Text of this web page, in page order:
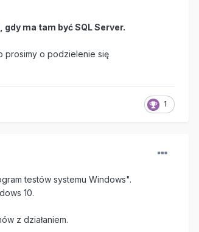
ma tam być SQL Server.
prosimy o podzielenie się
1
testów systemu Windows".
10.
z działaniem.